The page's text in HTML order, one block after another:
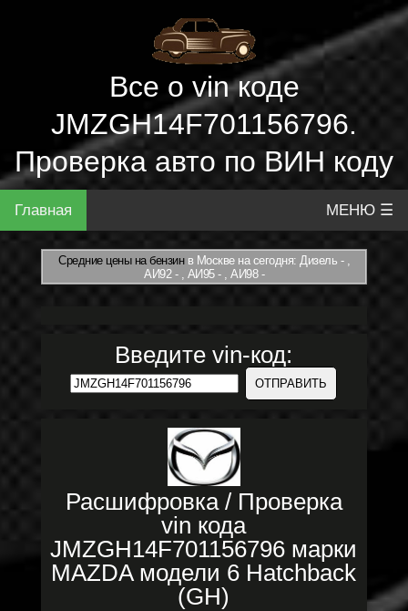
Все о vin коде
JMZGH14F701156796.
Проверка авто по ВИН коду
Главная МЕНЮ ☰
Средние цены на бензинв Москве на сегодня: Дизель - ,
АИ92 - , АИ95 - , АИ98 -
Введите vin-код:
Расшифровка / Проверка
vin кода
JMZGH14F701156796 марки
MAZDA модели 6 Hatchback
(GH)